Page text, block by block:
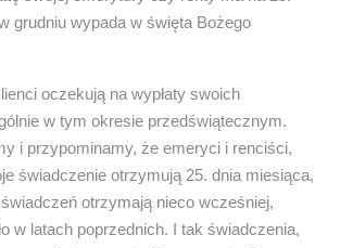
grudniu wypada w święta Bożego
oczekują na wypłaty swoich
w tym okresie przedświątecznym.
i przypominamy, że emeryci i renciści,
świadczenie otrzymują 25. dnia miesiąca,
świadczeń otrzymają nieco wcześniej,
w latach poprzednich. I tak świadczenia,